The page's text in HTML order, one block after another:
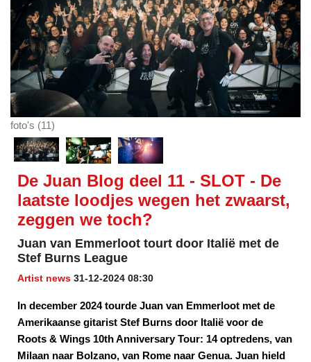
foto's (11)
De Juan Blog deel 11 - SLOT - De
laatste loodjes wegen het zwaarst,
zeggen we toch?
Juan van Emmerloot tourt door Italië met de
Stef Burns League
Artist news 31-12-2024 08:30
In december 2024 tourde Juan van Emmerloot met de
Amerikaanse gitarist Stef Burns door Italië voor de
Roots & Wings 10th Anniversary Tour: 14 optredens, van
Milaan naar Bolzano, van Rome naar Genua. Juan hield